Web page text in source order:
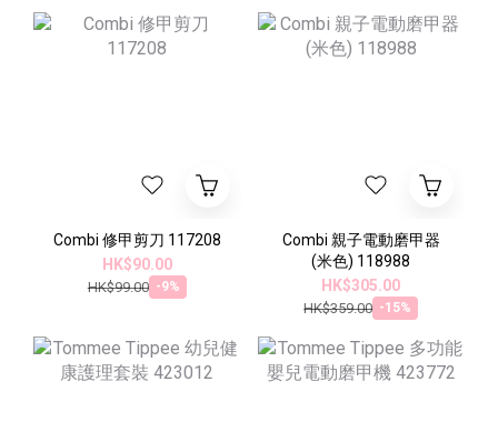
Combi 修甲剪刀 117208
HK$90.00
HK$99.00 -9%
Combi 親子電動磨甲器
(米色) 118988
HK$305.00
HK$359.00 -15%